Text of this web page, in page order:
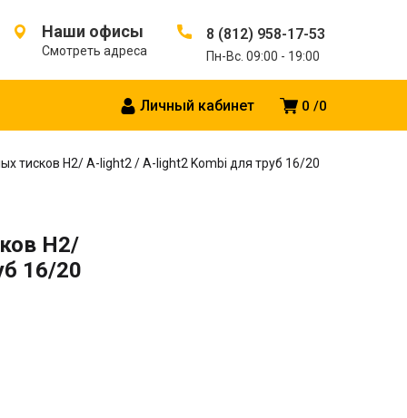
Наши офисы
Смотреть адреса
8 (812) 958-17-53
Пн-Вс. 09:00 - 19:00
0 0
Личный кабинет
тисков H2/ A-light2 / A-light2 Kombi для труб 16/20
H2/
16/20